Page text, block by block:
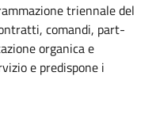
triennale del
comandi, part-
organica e
e predispone i